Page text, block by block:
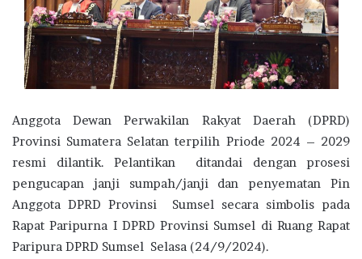
Anggota Dewan Perwakilan Rakyat Daerah (DPRD)
Provinsi Sumatera Selatan terpilih Priode 2024 – 2029
resmi dilantik. Pelantikan ditandai dengan prosesi
pengucapan janji sumpah/janji dan penyematan Pin
Anggota DPRD Provinsi Sumsel secara simbolis pada
Rapat Paripurna I DPRD Provinsi Sumsel di Ruang Rapat
Paripura DPRD Sumsel Selasa (24/9/2024).